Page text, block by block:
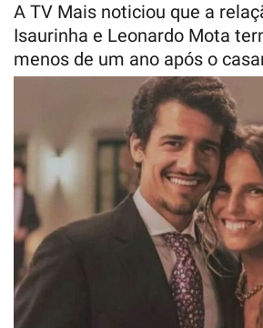
A TV Mais noticiou que a
Isaurinha e Leonardo Mota
menos de um ano após o